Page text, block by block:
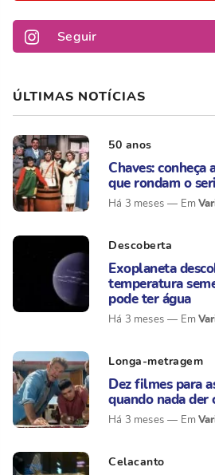
Seguir
ÚLTIMAS NOTÍCIAS
50 anos
Chaves: conheça
que rondam o
Há 3 meses
Descoberta
Exoplaneta
temperatura
pode ter água
Há 3 meses
Longa-metragem
Dez filmes para
quando nada der
Há 3 meses
Celacanto